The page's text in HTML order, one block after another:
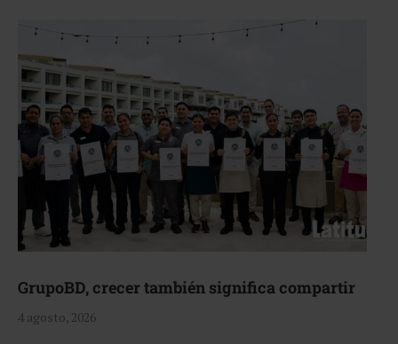
GrupoBD, crecer también significa compartir
4 agosto, 2026